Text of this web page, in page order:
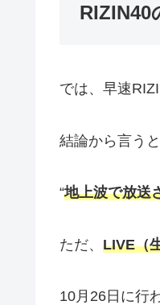
RIZIN40
では、早速
結論から言うと
“地上波で放送
ただ、 LIVE（
10月26日に行